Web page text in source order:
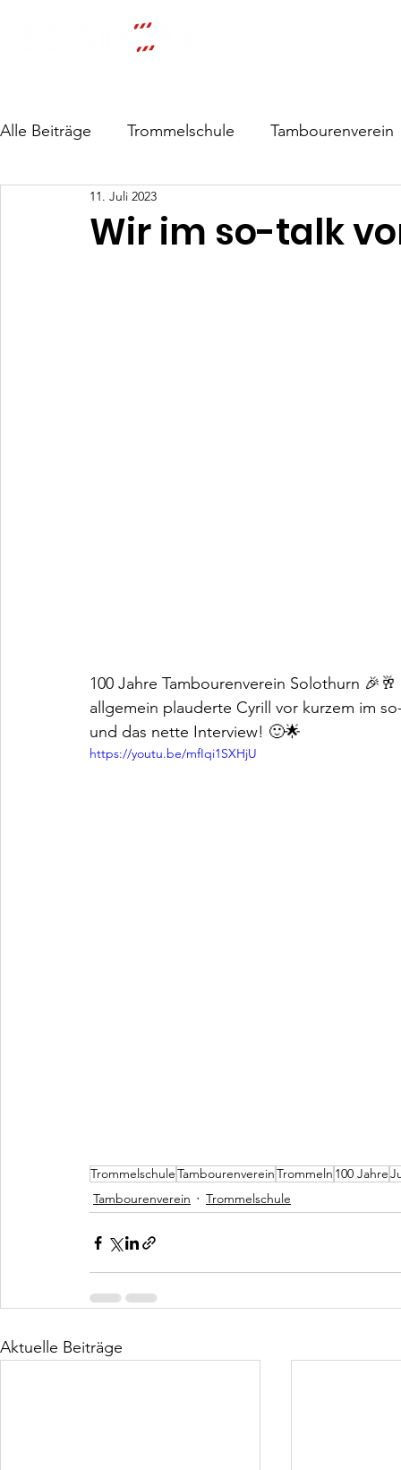
Alle Beiträge Trommelschule Tambourenverein
Wir im so-talk
11. Juli 2023
100 Jahre Tambourenverein Solothurn
allgemein plauderte Cyrill vor kurzem im
und das nette Interview! 🙂🌟
https://youtu.be/mfIqi1SXHjU
TrommelschuleTambourenvereinTrommeln 100 Jahre
Tambourenverein
Trommelschule
Aktuelle Beiträge